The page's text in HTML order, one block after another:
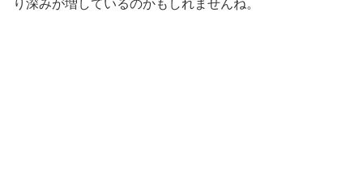
り深みが増しているのかもしれませんね。